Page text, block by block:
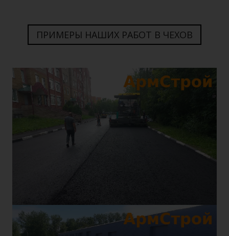
ПРИМЕРЫ НАШИХ РАБОТ В ЧЕХОВ